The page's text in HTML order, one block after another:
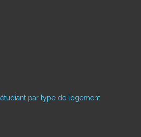
par type de logement